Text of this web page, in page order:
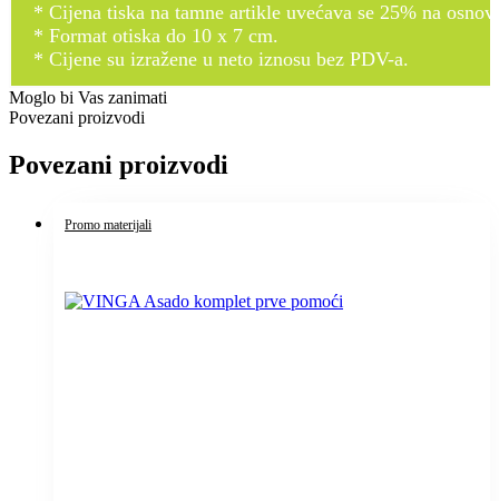
* Cijena tiska na tamne artikle uvećava se 25% na
* Format otiska do 10 x 7 cm.
* Cijene su izražene u neto iznosu bez PDV-a.
Moglo bi Vas zanimati
Povezani proizvodi
Povezani proizvodi
Promo materijali